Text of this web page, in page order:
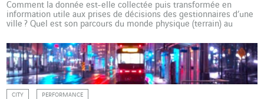
Comment la donnée est-elle collectée puis transformée en
information utile aux prises de décisions des gestionnaires d’une
ville ? Quel est son parcours du monde physique (terrain) au
Explications. Le système de traitement des données via les
environnements de type « smart » peut ressembler à un véritable
labyrinthe pour le […]
CITY PERFORMANCE